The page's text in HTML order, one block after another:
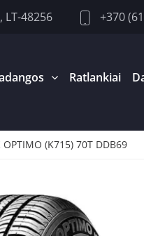
LT-48256 +370
Ratlankiai
(K715) 70T DDB69